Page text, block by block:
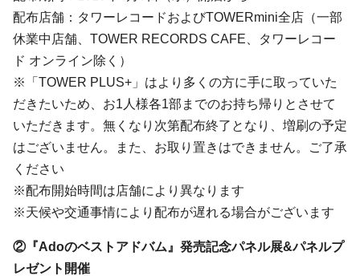
配布店舗：タワーレコードおよびTOWERmini全店（一部
休業中店舗、TOWER RECORDS CAFE、タワーレコー
ド オンライン除く）
※「TOWER PLUS+」はより多くの方に手に取っていた
だきたいため、お1人様各1部までのお持ち帰りとさせて
いただきます。無くなり次第配布終了となり、増刷の予定
はございません。また、お取り置きはできません。ご了承
ください
※配布開始時間は店舗により異なります
※天候や交通事情により配布が遅れる場合がございます
②『Adoのベストアドバム』発売記念パネル展&パネルプ
レゼント開催